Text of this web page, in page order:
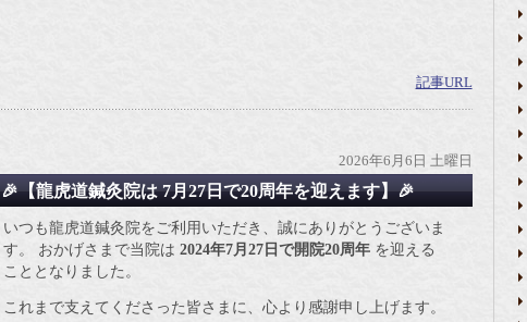
記事URL
2026年6月6日 土曜日
🎉【龍虎道鍼灸院は 7月27日で20周年を迎えます】🎉
いつも龍虎道鍼灸院をご利用いただき、誠にありがとうございま
す。 おかげさまで当院は 2024年7月27日で開院20周年 を迎える
こととなりました。
これまで支えてくださった皆さまに、心より感謝申し上げます。